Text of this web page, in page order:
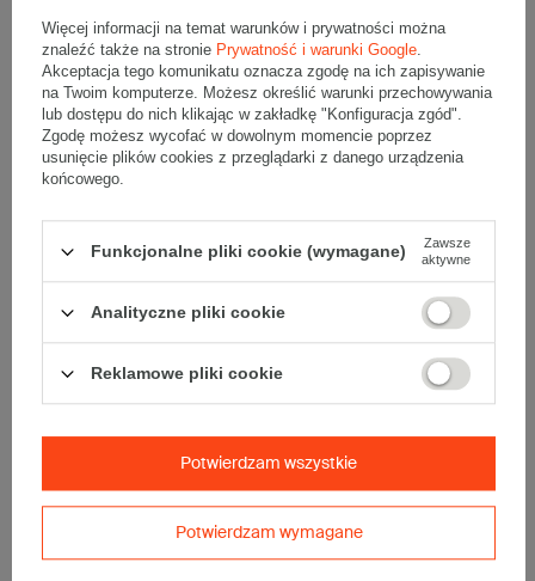
Dzieła sztuki, instalacje artystyczne wykonane ze szkła,
witraże.
Oświetlenie,
lampy i żyrandole ze szklanymi elementami.
Produkty chemiczne i farmaceutyczne , np. szklane
butelki, fiolki, perfumy.
Produkty w słoikach, np. przetwory owocowe, miód,
kiszonki, marynaty, sosy
Panele szklane, szyby i okna.
zniszczeniu, np. elektronikę, ceramikę lub dzieła sztuki. Podobnie
tego typu produktów: korzystają z etykiet „Fragile”,
aby zminimalizować ryzyko uszkodzeń swojego towaru w trakcie
transportu. Naklejki ostrzegawcze „Fragile” komunikująkurierom
pracownikom logistycznym
konieczność ostrożnego
traktowania paczek.W magazynach i centrach dystrybucyjnych
szczególnej uwagi podczas przechowywania i transportowania.
Naklejki „Fragile” należy umieszczać w widocznych miejscach na
paczkach. Najlepiej naklejać je na górnej powierzchni przesyłki
lub na tej stronie paczki, na której jest list przewozowy. Dzięki
Więcej informacji na temat warunków i prywatności można
znaleźć także na stronie Prywatność i warunki Google.
Akceptacja tego komunikatu oznacza zgodę na ich zapisywanie
na Twoim komputerze. Możesz określić warunki przechowywania
lub dostępu do nich klikając w zakładkę "Konfiguracja zgód".
Zgodę możesz wycofać w dowolnym momencie poprzez
usunięcie plików cookies z przeglądarki z danego urządzenia
końcowego.
Funkcjonalne pliki cookie (wymagane)
Zawsze
aktywne
Analityczne pliki cookie
Reklamowe pliki cookie
Potwierdzam wymagane
Potwierdzam wszystkie